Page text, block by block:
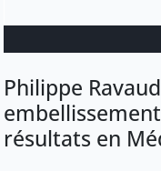
Philippe
résultats en